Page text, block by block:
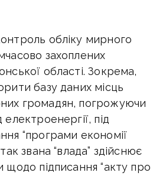
обліку мирного
захоплених
області. Зокрема,
базу даних місць
громадян, погрожуючи
під
“програми економії
звана “влада” здійснює
щодо підписання “акту про